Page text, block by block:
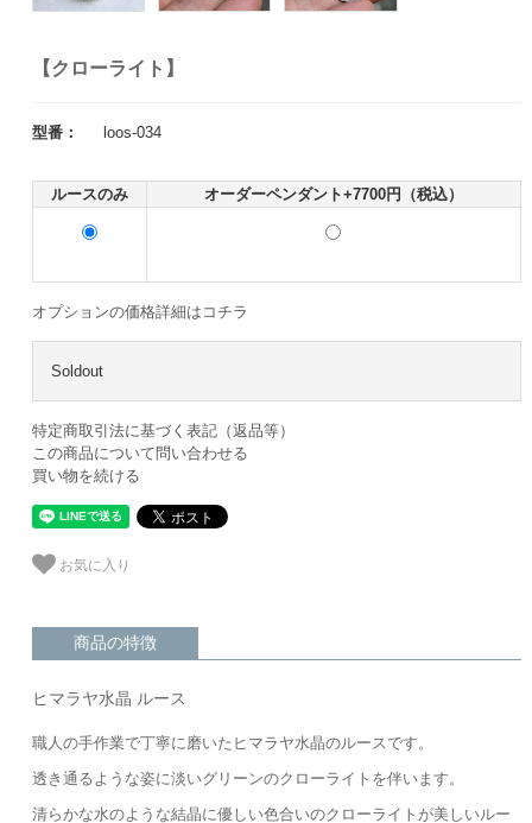
【クローライト】
型番： loos-034
ルースのみ オーダーペンダント+7700円（税込）
オプションの価格詳細はコチラ
Soldout
特定商取引法に基づく表記（返品等）
この商品について問い合わせる
買い物を続ける
お気に入り
商品の特徴
ヒマラヤ水晶 ルース
職人の手作業で丁寧に磨いたヒマラヤ水晶のルースです。
透き通るような姿に淡いグリーンのクローライトを伴います。
清らかな水のような結晶に優しい色合いのクローライトが美しいルー